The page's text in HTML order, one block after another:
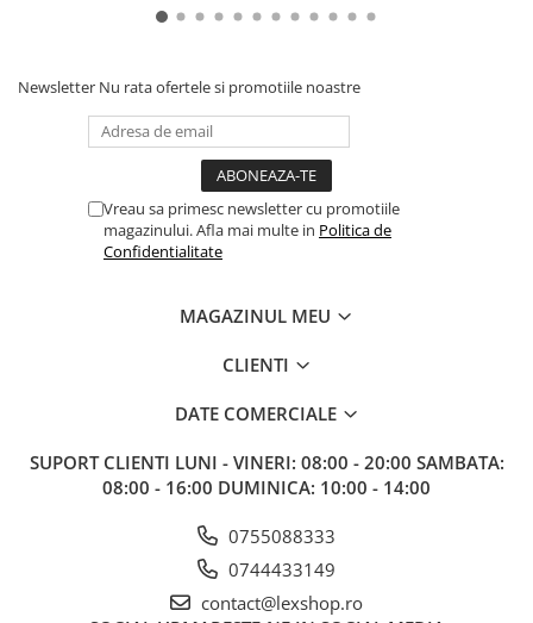
Newsletter Nu rata ofertele si promotiile noastre
Vreau sa primesc newsletter cu promotiile
magazinului. Afla mai multe in Politica de
Confidentialitate
MAGAZINUL MEU
CLIENTI
DATE COMERCIALE
SUPORT CLIENTI LUNI - VINERI: 08:00 - 20:00 SAMBATA:
08:00 - 16:00 DUMINICA: 10:00 - 14:00
0755088333
0744433149
contact@lexshop.ro